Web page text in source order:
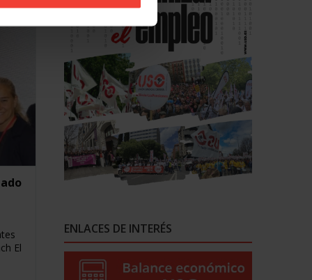
El
ENLACES DE INTERÉS